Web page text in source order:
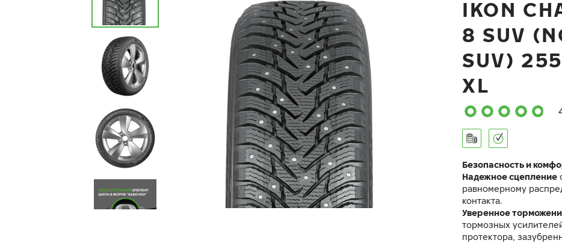
IKON
8 SUV
SUV)
XL
Безопасность и
Надежное сцепление
равномерному
контакта.
Уверенное
тормозных
протектора,